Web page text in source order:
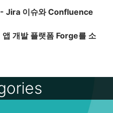
Jira 이슈와 Confluence
개발 플랫폼 Forge를 소